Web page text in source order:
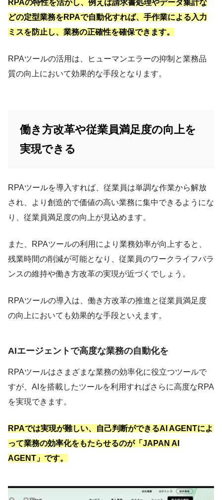
RPAの特性を活かし、例えば請求書処理やデータ集計な
どの定型業務をRPAで自動化すれば、手作業による入力
ミスを防止し、業務の正確性を確保できます。
RPAツールの活用は、ヒューマンエラーの抑制と業務品
質の向上において効果的な手段となります。
働き方改革や従業員満足度の向上を
実現できる
RPAツールを導入すれば、従業員は単調な作業から解放
され、より創造的で価値の高い業務に集中できるようにな
り、従業員満足度の向上が見込めます。
また、RPAツールの利用により業務効率が向上すると、
残業時間の削減が可能となり、従業員のワークライフバラ
ンスの維持や働き方改革の実現が近づくでしょう。
RPAツールの導入は、働き方改革の推進と従業員満足度
の向上においても効果的な手段といえます。
AIエージェントで高度な業務の自動化を
RPAツールはさまざまな業務の効率化に役立つツールで
すが、AIを搭載したツールを利用すればさらに高度なRPA
を実現できます。
RPAでは実現が難しい、自己判断ができるAI AGENTによ
って業務の効率化をもたらせるのが「JAPAN AI
AGENT」です。